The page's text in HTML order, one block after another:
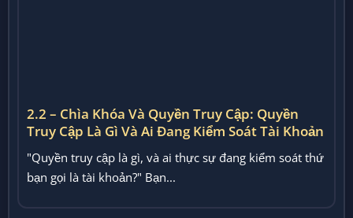
2.2 – Chìa Khóa Và Quyền Truy Cập: Quyền
Truy Cập Là Gì Và Ai Đang Kiểm Soát Tài Khoản
"Quyền truy cập là gì, và ai thực sự đang kiểm soát thứ
bạn gọi là tài khoản?" Bạn...